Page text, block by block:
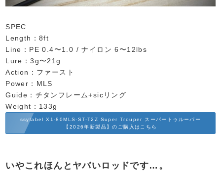
SPEC
Length：8ft
Line：PE 0.4〜1.0 / ナイロン 6〜12lbs
Lure：3g〜21g
Action：ファースト
Power：MLS
Guide：チタンフレーム+sicリング
Weight：133g
ssylabel X1-80MLS-ST-T2Z Super Trouper スーパートゥルーパー
【2026年新製品】のご購入はこちら
いやこれほんとヤバいロッドです…。